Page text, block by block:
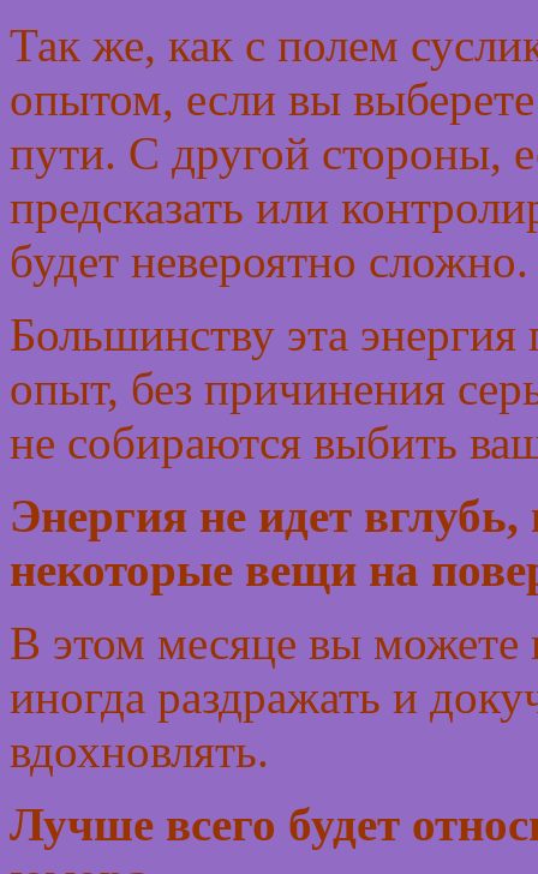
Так же, как с полем
опытом, если вы
пути. С другой стороны,
предсказать или
будет невероятно сложно.
Большинству эта
опыт, без причинения
не собираются выбить
Энергия не идет
некоторые вещи на
В этом месяце вы можете
иногда раздражать и
вдохновлять.
Лучше всего будет